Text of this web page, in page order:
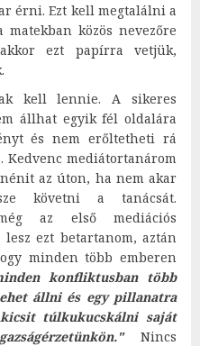
érni. Ezt kell megtalálni a
közös nevezőre
ezt papírra vetjük,
kell lennie. A sikeres
állhat egyik fél oldalára
és nem erőltetheti rá
Kedvenc mediátortanárom
az úton, ha nem akar
követni a tanácsát.
az első mediációs
ezt betartanom, aztán
minden több emberen
konfliktusban több
állni és egy pillanatra
túlkukucskálni saját
Nincs